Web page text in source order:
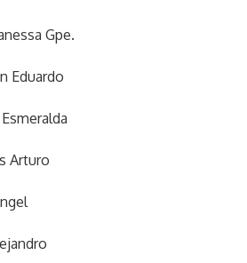
Gpe.
Eduardo
Arturo